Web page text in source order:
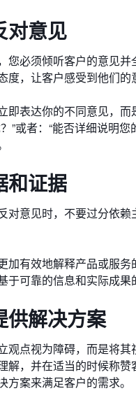
对意见
您必须倾听客户的意见
，让客户感受到他们的
即表达你的不同意见，
”或者：“能否详细说明
和证据
对意见时，不要过分依
加有效地解释产品或服
可靠的信息和实际成果
供解决方案
观点视为障碍，而是将
解，并在适当的时候称
案来满足客户的需求。